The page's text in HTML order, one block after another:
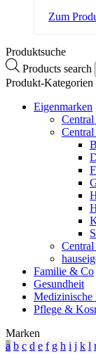
Zum
Produktsuche
Products search
Produkt-Kategorien
Eigenmarken
Familie & Co
Gesundheit
Pflege &
Marken
a b c d e f g h i j k l